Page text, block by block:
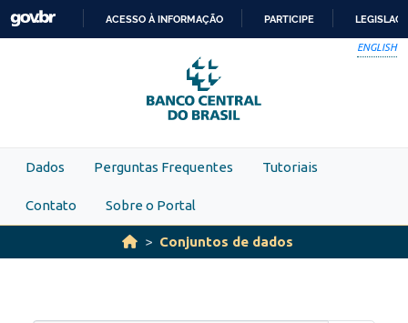
Skip to main content
PARA
O
CONTEÚDO
ACESSO À INFORMAÇÃO PARTICIPE
ENGLISH
Dados Perguntas Frequentes Tutoriais
Contato Sobre o Portal
Conjuntos de dados